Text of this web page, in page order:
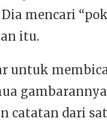
mencari
itu.
untuk
catatan dari